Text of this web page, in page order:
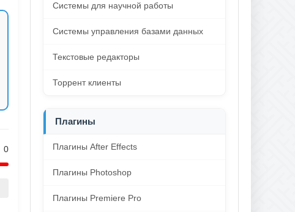
0
Системы для научной работы
Системы управления базами данных
Текстовые редакторы
Торрент клиенты
Плагины
Плагины After Effects
Плагины Photoshop
Плагины Premiere Pro